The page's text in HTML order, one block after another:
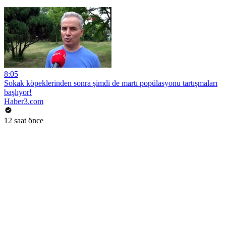
8:05
Sokak köpeklerinden sonra şimdi de martı popülasyonu tartışmaları
başlıyor!
Haber3.com
12 saat önce